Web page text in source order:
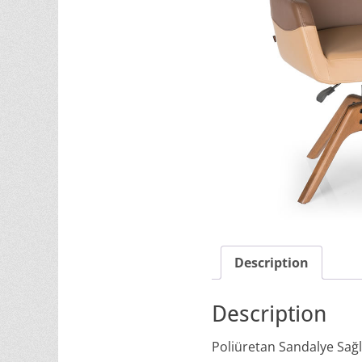
Description
Description
Poliüretan Sandalye